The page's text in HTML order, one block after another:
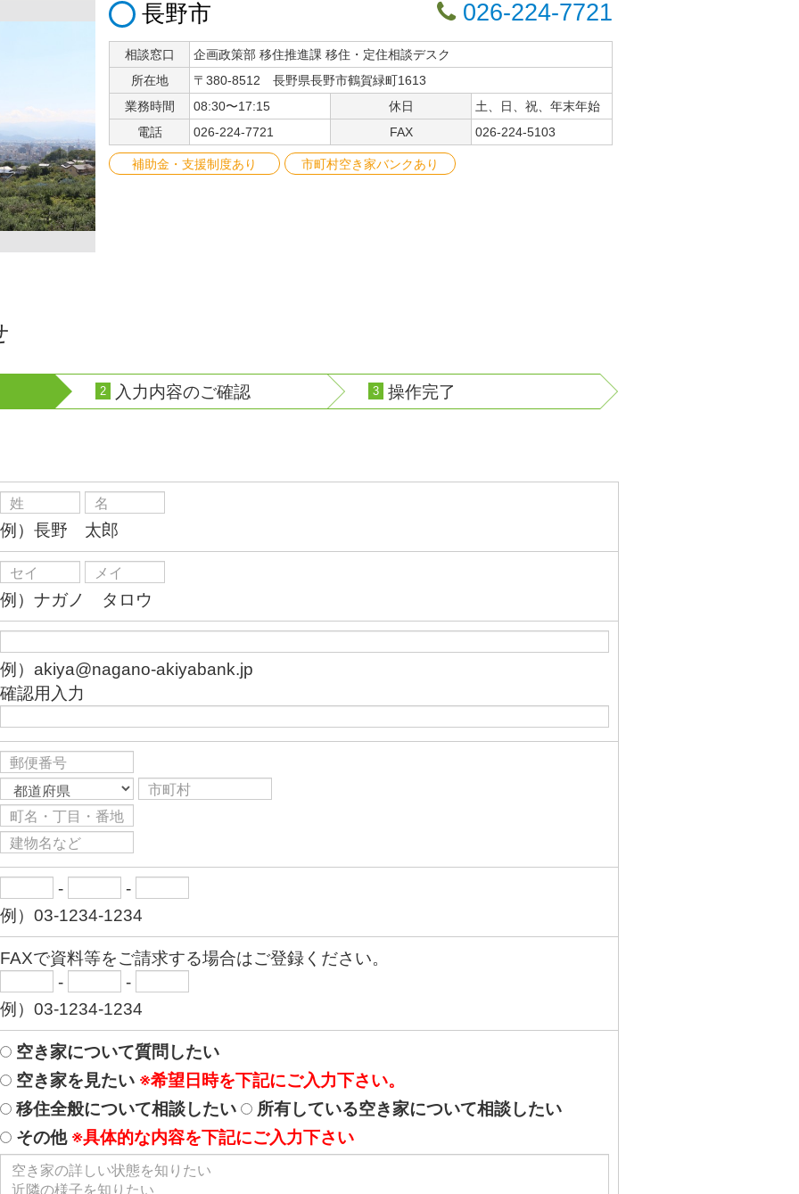
長野市 026-224-7721
相談窓口
企画政策部 移住推進課 移住・定住相談デスク
所在地
〒380-8512 長野県長野市鶴賀緑町1613
業務時間
08:30〜17:15 休日
土、日、祝、年末年始
電話
026-224-7721 FAX 026-224-5103
補助金・支援制度あり 市町村空き家バンクあり
2 入力内容のご確認 3 操作完了
例）長野 太郎
例）ナガノ タロウ
例）akiya@nagano-akiyabank.jp
確認用入力
-
-
例）03-1234-1234
FAXで資料等をご請求する場合はご登録ください。
-
-
例）03-1234-1234
空き家について質問したい
空き家を見たい ※希望日時を下記にご入力下さい。
移住全般について相談したい
所有している空き家について相談したい
その他 ※具体的な内容を下記にご入力下さい